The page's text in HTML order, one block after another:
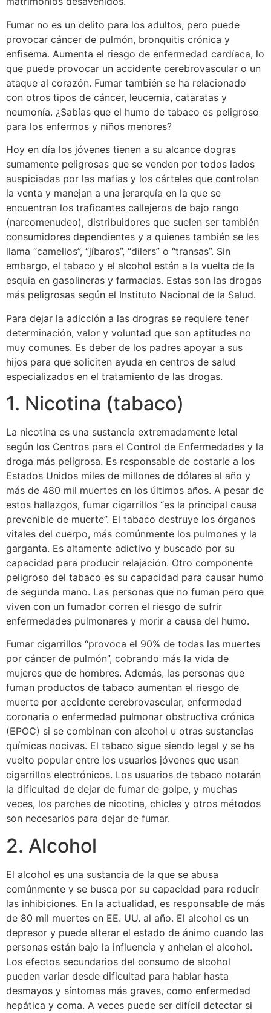
Fumar no es un delito para los adultos, pero puede
provocar cáncer de pulmón, bronquitis crónica y
enfisema. Aumenta el riesgo de enfermedad cardíaca, lo
que puede provocar un accidente cerebrovascular o un
ataque al corazón. Fumar también se ha relacionado
con otros tipos de cáncer, leucemia, cataratas y
neumonía. ¿Sabías que el humo de tabaco es peligroso
para los enfermos y niños menores?
Hoy en día los jóvenes tienen a su alcance dogras
sumamente peligrosas que se venden por todos lados
auspiciadas por las mafias y los cárteles que controlan
la venta y manejan a una jerarquía en la que se
encuentran los traficantes callejeros de bajo rango
(narcomenudeo), distribuidores que suelen ser también
consumidores dependientes y a quienes también se les
llama “camellos”, “jíbaros”, “dilers” o “transas”. Sin
embargo, el tabaco y el alcohol están a la vuelta de la
esquia en gasolineras y farmacias. Estas son las drogas
más peligrosas según el Instituto Nacional de la Salud.
Para dejar la adicción a las drogras se requiere tener
determinación, valor y voluntad que son aptitudes no
muy comunes. Es deber de los padres apoyar a sus
hijos para que soliciten ayuda en centros de salud
especializados en el tratamiento de las drogas.
1. Nicotina (tabaco)
La nicotina es una sustancia extremadamente letal
según los Centros para el Control de Enfermedades y la
droga más peligrosa. Es responsable de costarle a los
Estados Unidos miles de millones de dólares al año y
más de 480 mil muertes en los últimos años. A pesar de
estos hallazgos, fumar cigarrillos “es la principal causa
prevenible de muerte”. El tabaco destruye los órganos
vitales del cuerpo, más comúnmente los pulmones y la
garganta. Es altamente adictivo y buscado por su
capacidad para producir relajación. Otro componente
peligroso del tabaco es su capacidad para causar humo
de segunda mano. Las personas que no fuman pero que
viven con un fumador corren el riesgo de sufrir
enfermedades pulmonares y morir a causa del humo.
Fumar cigarrillos “provoca el 90% de todas las muertes
por cáncer de pulmón”, cobrando más la vida de
mujeres que de hombres. Además, las personas que
fuman productos de tabaco aumentan el riesgo de
muerte por accidente cerebrovascular, enfermedad
coronaria o enfermedad pulmonar obstructiva crónica
(EPOC) si se combinan con alcohol u otras sustancias
químicas nocivas. El tabaco sigue siendo legal y se ha
vuelto popular entre los usuarios jóvenes que usan
cigarrillos electrónicos. Los usuarios de tabaco notarán
la dificultad de dejar de fumar de golpe, y muchas
veces, los parches de nicotina, chicles y otros métodos
son necesarios para dejar de fumar.
2. Alcohol
El alcohol es una sustancia de la que se abusa
comúnmente y se busca por su capacidad para reducir
las inhibiciones. En la actualidad, es responsable de más
de 80 mil muertes en EE. UU. al año. El alcohol es un
depresor y puede alterar el estado de ánimo cuando las
personas están bajo la influencia y anhelan el alcohol.
Los efectos secundarios del consumo de alcohol
pueden variar desde dificultad para hablar hasta
desmayos y síntomas más graves, como enfermedad
hepática y coma. A veces puede ser difícil detectar si